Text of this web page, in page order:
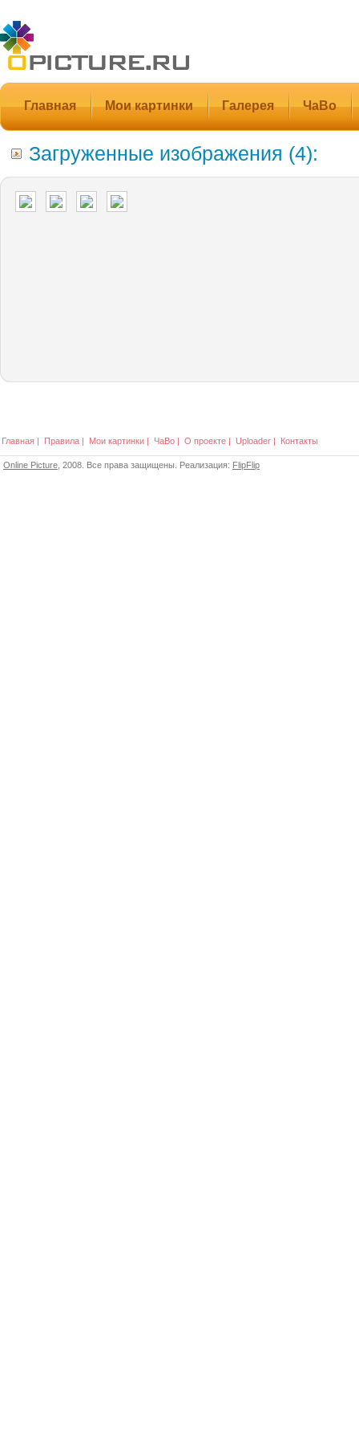
Главная Мои картинки Галерея ЧаВо
Загруженные изображения (4):
Главная | Правила | Мои картинки | ЧаВо | О проекте | Uploader | Контакты
Online Picture , 2008. Все права защищены. Реализация: FlipFlip